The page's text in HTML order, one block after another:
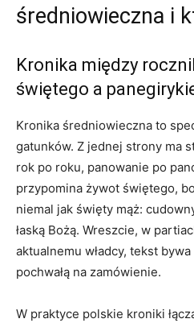
średniowieczna i
Kronika między
świętego a
Kronika średniowieczna to
gatunków. Z jednej strony ma
rok po roku, panowanie po
przypomina żywot świętego,
niemal jak święty mąż:
łaską Bożą. Wreszcie, w
aktualnemu władcy, tekst
pochwałą na zamówienie.
W praktyce polskie kroniki